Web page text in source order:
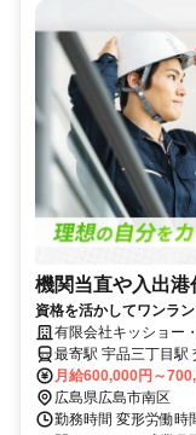
機関当直や入出
資格を活かしてワンラ
種手当で好待遇！
有限会社キッショー
最寄駅 宇品三丁目駅 交通アクセス 広電宇品線「宇品三丁目駅」より
徒歩1分
月給600,000円～
広島県広島市南区
勤務時間 変形労働